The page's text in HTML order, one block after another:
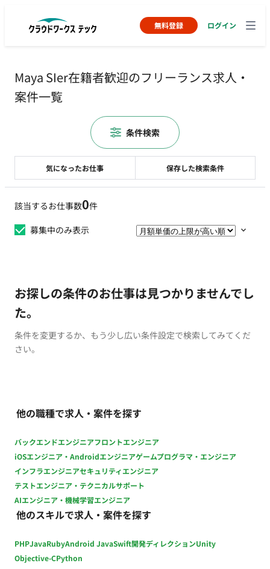
無料登録 ログイン
Maya SIer在籍者歓迎のフリーランス求人・
案件一覧
該当するお仕事数0件
募集中のみ表示
お探しの条件のお仕事は見つかりませんでし
た。
条件を変更するか、もう少し広い条件設定で検索してみてくだ
さい。
他の職種で求人・案件を探す
バックエンドエンジニアフロントエンジニア
iOSエンジニア・Androidエンジニアゲームプログラマ・エンジニア
インフラエンジニアセキュリティエンジニア
テストエンジニア・テクニカルサポート
AIエンジニア・機械学習エンジニア
他のスキルで求人・案件を探す
PHPJavaRubyAndroid JavaSwift開発ディレクションUnity
Objective-CPython
気になったお仕事 保存した検索条件
条件検索